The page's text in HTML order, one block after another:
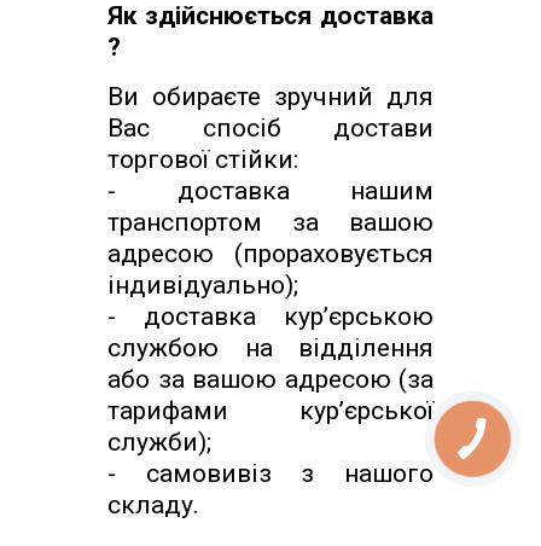
Як здійснюється доставка
?
Ви обираєте зручний для
Вас спосіб достави
торгової стійки:
- доставка нашим
транспортом за вашою
адресою (прораховується
індивідуально);
- доставка кур’єрською
службою на відділення
або за вашою адресою (за
тарифами кур’єрської
служби);
- самовивіз з нашого
складу.